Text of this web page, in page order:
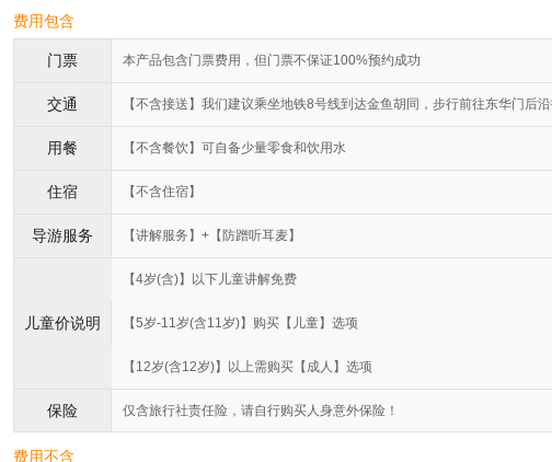
费用包含
门票 本产品包含门票费用，但门票不保证100%预约成功
交通 【不含接送】我们建议乘坐地铁8号线到达金鱼胡同，步行前往东华门后
用餐 【不含餐饮】可自备少量零食和饮用水
住宿 【不含住宿】
导游服务 【讲解服务】+【防蹭听耳麦】
儿童价说明
【4岁(含)】以下儿童讲解免费
【5岁-11岁(含11岁)】购买【儿童】选项
【12岁(含12岁)】以上需购买【成人】选项
保险 仅含旅行社责任险，请自行购买人身意外保险！
费用不含